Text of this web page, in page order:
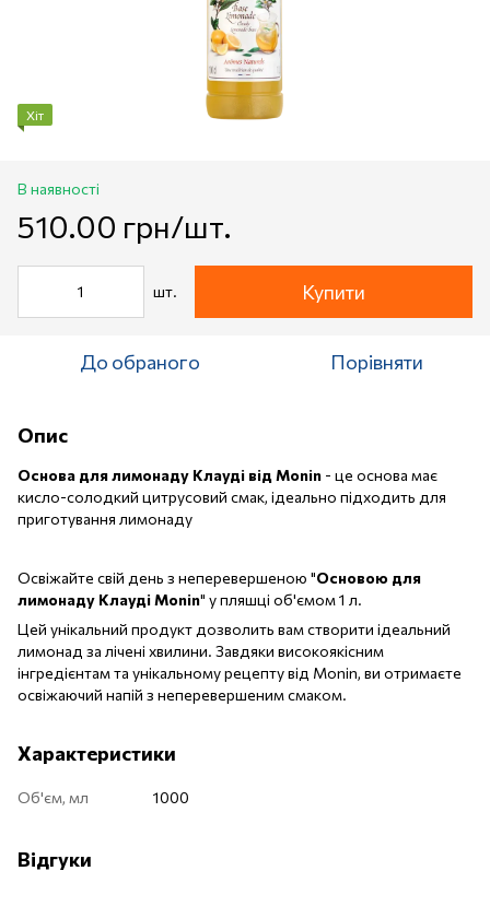
Хіт
В наявності
510.00 грн/шт.
шт. Купити
До обраного Порівняти
Опис
Основа для лимонаду Клауді від Monin - це основа має
кисло-солодкий цитрусовий смак, ідеально підходить для
приготування лимонаду
Освіжайте свій день з неперевершеною "Основою для
лимонаду Клауді Monin" у пляшці об'ємом 1 л.
Цей унікальний продукт дозволить вам створити ідеальний
лимонад за лічені хвилини. Завдяки високоякісним
інгредієнтам та унікальному рецепту від Monin, ви отримаєте
освіжаючий напій з неперевершеним смаком.
Характеристики
Об'єм, мл 1000
Відгуки